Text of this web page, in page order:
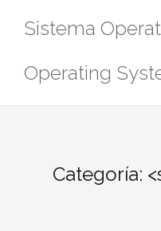
Sistema
Operating
Categoría: